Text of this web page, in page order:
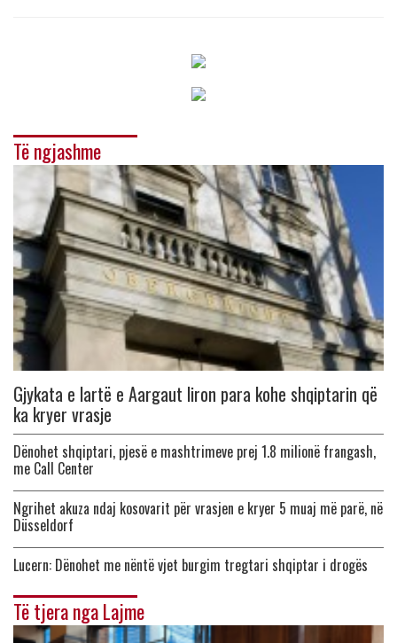
Të ngjashme
Gjykata e lartë e Aargaut liron para kohe shqiptarin që
ka kryer vrasje
Dënohet shqiptari, pjesë e mashtrimeve prej 1.8 milionë frangash,
me Call Center
Ngrihet akuza ndaj kosovarit për vrasjen e kryer 5 muaj më parë, në
Düsseldorf
Lucern: Dënohet me nëntë vjet burgim tregtari shqiptar i drogës
Të tjera nga Lajme